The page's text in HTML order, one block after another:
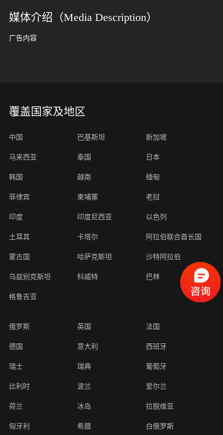
媒体介绍（Media Description）
广告内容
覆盖国家及地区
中国 巴基斯坦 新加坡
马来西亚 泰国 日本
韩国 越南 缅甸
菲律宾 柬埔寨 老挝
印度 印度尼西亚 以色列
土耳其 卡塔尔 阿拉伯联合酋长国
蒙古国 哈萨克斯坦 沙特阿拉伯
乌兹别克斯坦 科威特 巴林
格鲁吉亚
俄罗斯 英国 法国
德国 意大利 西班牙
瑞士 瑞典 葡萄牙
比利时 波兰 爱尔兰
荷兰 冰岛 拉脱维亚
匈牙利 希腊 白俄罗斯